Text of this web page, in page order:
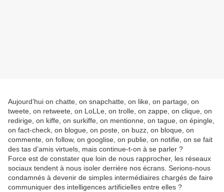
Aujourd’hui on chatte, on snapchatte, on like, on partage, on
tweete, on retweete, on LoLLe, on trolle, on zappe, on clique, on
redirige, on kiffe, on surkiffe, on mentionne, on tague, on épingle,
on fact-check, on blogue, on poste, on buzz, on bloque, on
commente, on follow, on googlise, on publie, on notifie, on se fait
des tas d’amis virtuels, mais continue-t-on à se parler ?
Force est de constater que loin de nous rapprocher, les réseaux
sociaux tendent à nous isoler derrière nos écrans. Serions-nous
condamnés à devenir de simples intermédiaires chargés de faire
communiquer des intelligences artificielles entre elles ?